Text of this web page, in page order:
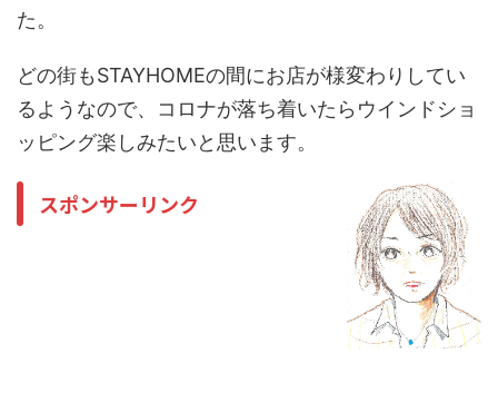
た。
どの街もSTAYHOMEの間にお店が様変わりしてい
るようなので、コロナが落ち着いたらウインドショ
ッピング楽しみたいと思います。
スポンサーリンク